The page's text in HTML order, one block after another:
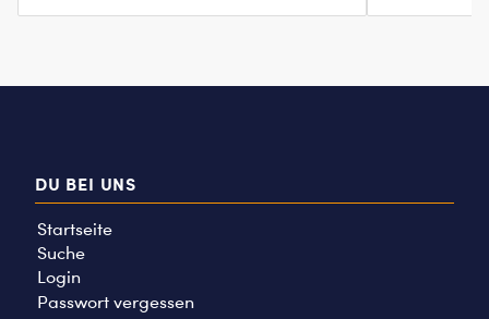
DU BEI UNS
Startseite
Suche
Login
Passwort vergessen